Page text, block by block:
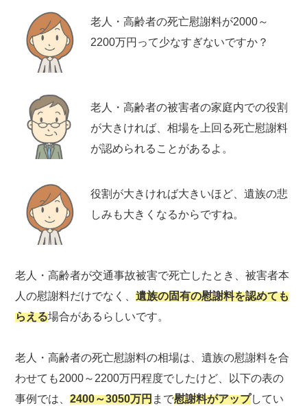
老人・高齢者の死亡慰謝料が2000～
2200万円って少なすぎないですか？
老人・高齢者の被害者の家庭内での役割
が大きければ、相場を上回る死亡慰謝料
が認められることがあるよ。
役割が大きければ大きいほど、遺族の悲
しみも大きくなるからですね。
老人・高齢者が交通事故被害で死亡したとき、被害者本
人の慰謝料だけでなく、遺族の固有の慰謝料を認めても
らえる場合があるらしいです。
老人・高齢者の死亡慰謝料の相場は、遺族の慰謝料を合
わせても2000～2200万円程度でしたけど、以下の表の
事例では、2400～3050万円まで慰謝料がアップしてい